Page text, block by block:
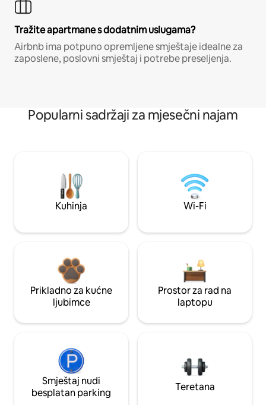
Tražite apartmane s dodatnim uslugama?
Airbnb ima potpuno opremljene smještaje idealne za
zaposlene, poslovni smještaj i potrebe preseljenja.
Popularni sadržaji za mjesečni najam
Kuhinja Wi-Fi
Prikladno za kućne
ljubimce
Prostor za rad na
laptopu
Smještaj nudi
besplatan parking
Teretana